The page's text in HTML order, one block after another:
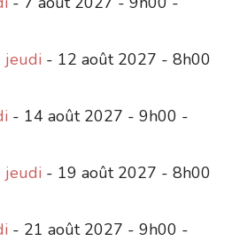
jeudi - 12 août 2027 - 8h00
- 14 août 2027 - 9h00 -
jeudi - 19 août 2027 - 8h00
- 21 août 2027 - 9h00 -